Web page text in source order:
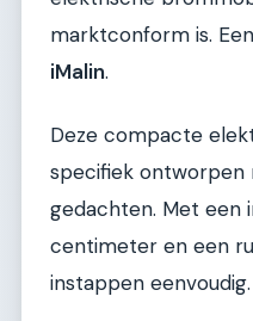
marktconform is.
iMalin.
Deze compacte
specifiek ontworpen
gedachten. Met een
centimeter en een
instappen eenvoudig.